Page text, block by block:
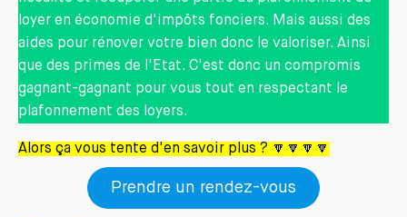
loyer en économie d'impôts fonciers. Mais aussi des
aides pour rénover votre bien donc le valoriser. Ainsi
que des primes de l'Etat. C'est donc un compromis
gagnant-gagnant pour vous tout en respectant le
plafonnement des loyers.
Alors ça vous tente d'en savoir plus ? 🔽🔽🔽🔽
Prendre un rendez-vous